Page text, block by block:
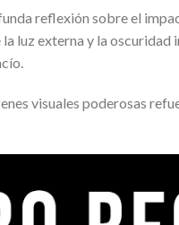
reflexión sobre el
luz externa y la oscuridad
visuales poderosas